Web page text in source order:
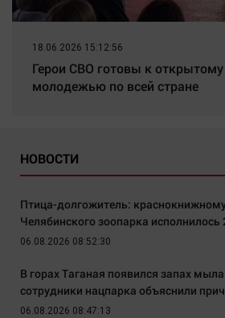
18.06.2026 15:12:56
Герои СВО готовы к открытому
молодежью по всей стране
НОВОСТИ
Птица-долгожитель:
Челябинского зоопарка исполнилось
06.08.2026 08:52:30
В горах Таганая появился запах
сотрудники нацпарка объяснили
06.08.2026 08:47:13